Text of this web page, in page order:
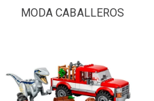
MODA CABALLEROS